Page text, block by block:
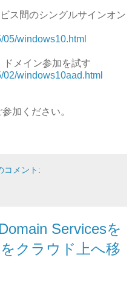
ス間のシングルサインオン
05/windows10.html
メイン参加を試す
02/windows10aad.html
加ください。
コメント:
Servicesを
クラウド上へ移